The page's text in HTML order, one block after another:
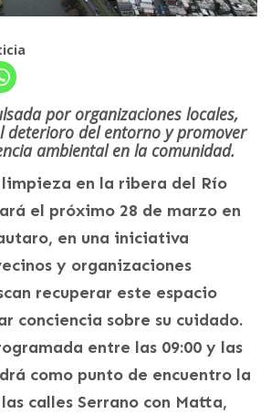
por organizaciones locales,
deterioro del entorno y promover
ambiental en la comunidad.
en la ribera del Río
el próximo 28 de marzo en
en una iniciativa
y organizaciones
recuperar este espacio
conciencia sobre su cuidado.
entre las 09:00 y las
como punto de encuentro la
calles Serrano con Matta,